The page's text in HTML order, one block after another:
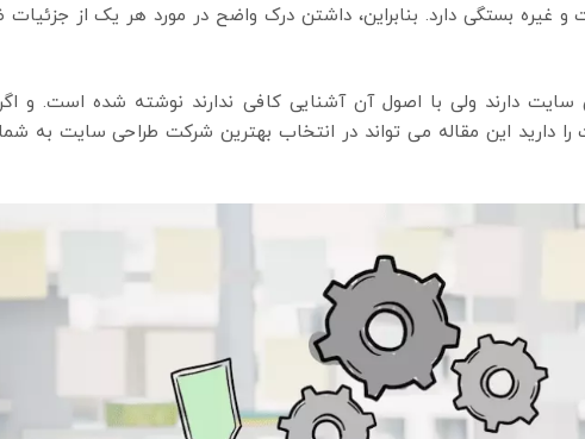
و غیره بستگی دارد. بنابراین، داشتن درک واضح در مورد هر یک از جزئیات
سایت دارند ولی با اصول آن آشنایی کافی ندارند نوشته شده است. و
دارید این مقاله می تواند در انتخاب بهترین شرکت طراحی سایت به